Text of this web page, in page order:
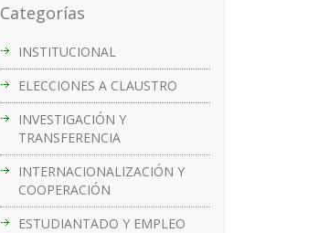
Categorías
INSTITUCIONAL
ELECCIONES A CLAUSTRO
INVESTIGACIÓN Y
TRANSFERENCIA
INTERNACIONALIZACIÓN Y
COOPERACIÓN
ESTUDIANTADO Y EMPLEO